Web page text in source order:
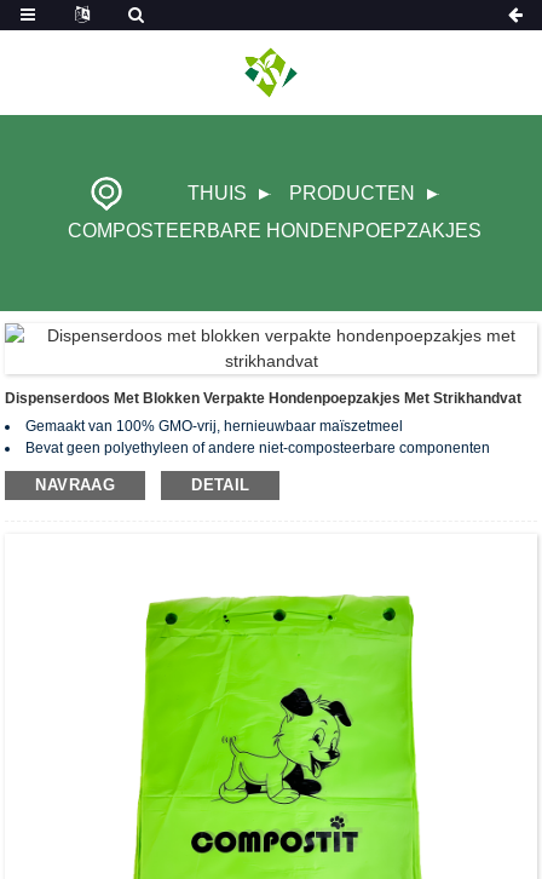
THUIS
PRODUCTEN
COMPOSTEERBARE HONDENPOEPZAKJES
Dispenserdoos Met Blokken Verpakte Hondenpoepzakjes Met Strikhandvat
Gemaakt van 100% GMO-vrij, hernieuwbaar maïszetmeel
Bevat geen polyethyleen of andere niet-composteerbare componenten
Na het composteren blijven er geen gifstoffen en zware metalen achter.
Gecertificeerd biologisch afbreekbaar en composteerbaar volgens
NAVRAAG DETAIL